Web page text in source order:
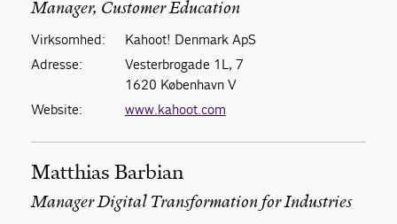
Manager, Customer Education
Virksomhed:
Kahoot! Denmark ApS
Adresse:
Vesterbrogade 1L, 7
1620 København V
Website:
www.kahoot.com
Matthias Barbian
Manager Digital Transformation for Industries